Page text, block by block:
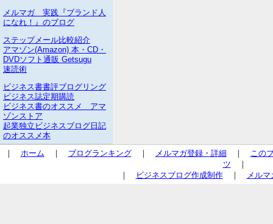
メルマガ 実践『ブランド人
になれ！』のブログ
ステップメール比較紹介
アマゾン(Amazon) 本・CD・
DVDソフト通販 Getsugu
速読術
ビジネス書書評ブログリング
ビジネス誌定期購読
ビジネス書のオススメ アマ
ゾンストア
起業独立ビジネスブログ日記
のオススメ本
｜ ホーム ｜ ブログランキング｜ メルマガ登録・詳細 ｜ この
ツ ｜
｜
ビジネスブログ作成制作｜ メル